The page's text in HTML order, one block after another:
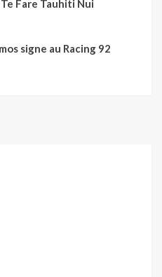
Fare Tauhiti Nui
signe au Racing 92